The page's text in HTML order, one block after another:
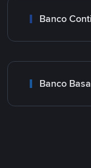
Banco Basa